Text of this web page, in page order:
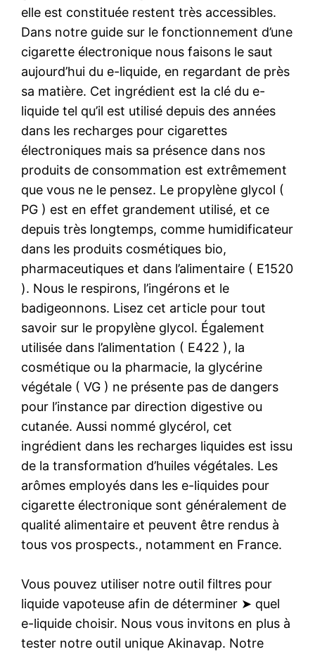
elle est constituée restent très accessibles.
Dans notre guide sur le fonctionnement d’une
cigarette électronique nous faisons le saut
aujourd’hui du e-liquide, en regardant de près
sa matière. Cet ingrédient est la clé du e-
liquide tel qu’il est utilisé depuis des années
dans les recharges pour cigarettes
électroniques mais sa présence dans nos
produits de consommation est extrêmement
que vous ne le pensez. Le propylène glycol (
PG ) est en effet grandement utilisé, et ce
depuis très longtemps, comme humidificateur
dans les produits cosmétiques bio,
pharmaceutiques et dans l’alimentaire ( E1520
). Nous le respirons, l’ingérons et le
badigeonnons. Lisez cet article pour tout
savoir sur le propylène glycol. Également
utilisée dans l’alimentation ( E422 ), la
cosmétique ou la pharmacie, la glycérine
végétale ( VG ) ne présente pas de dangers
pour l’instance par direction digestive ou
cutanée. Aussi nommé glycérol, cet
ingrédient dans les recharges liquides est issu
de la transformation d’huiles végétales. Les
arômes employés dans les e-liquides pour
cigarette électronique sont généralement de
qualité alimentaire et peuvent être rendus à
tous vos prospects., notamment en France.
Vous pouvez utiliser notre outil filtres pour
liquide vapoteuse afin de déterminer ➤ quel
e-liquide choisir. Nous vous invitons en plus à
tester notre outil unique Akinavap. Notre